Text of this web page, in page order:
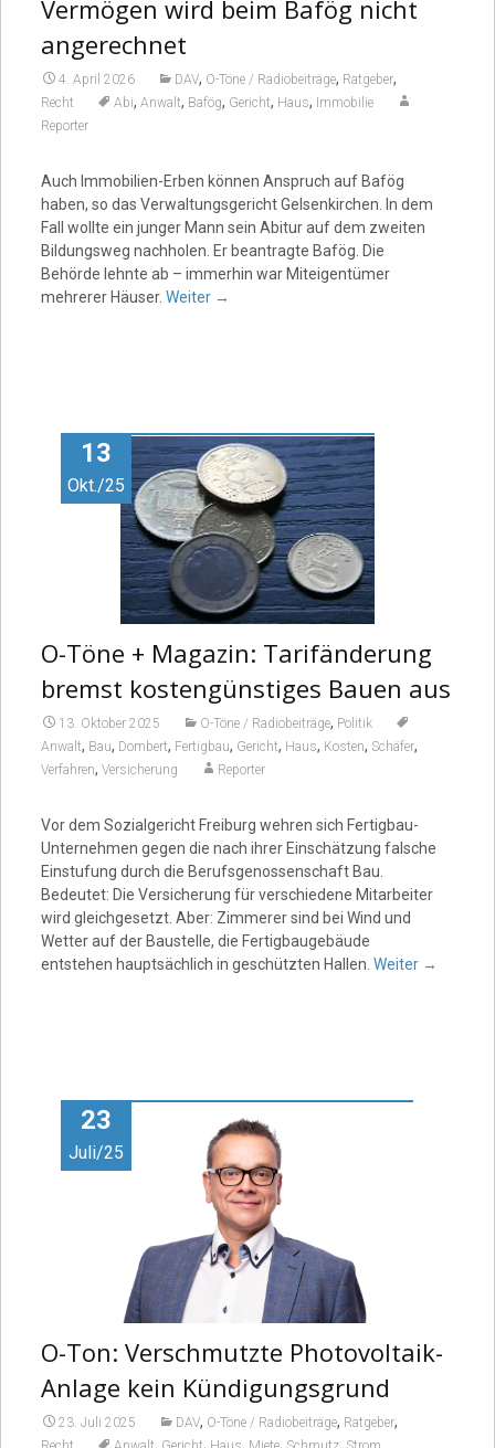
Vermögen wird beim Bafög nicht
angerechnet
4. April 2026 DAV, O-Töne / Radiobeiträge, Ratgeber,
Recht Abi, Anwalt, Bafög, Gericht, Haus, Immobilie
Reporter
Auch Immobilien-Erben können Anspruch auf Bafög
haben, so das Verwaltungsgericht Gelsenkirchen. In dem
Fall wollte ein junger Mann sein Abitur auf dem zweiten
Bildungsweg nachholen. Er beantragte Bafög. Die
Behörde lehnte ab – immerhin war Miteigentümer
mehrerer Häuser. Weiter →
13
Okt./25
O-Töne + Magazin: Tarifänderung
bremst kostengünstiges Bauen aus
13. Oktober 2025 O-Töne / Radiobeiträge, Politik
Anwalt, Bau, Dombert, Fertigbau, Gericht, Haus, Kosten, Schäfer,
Verfahren, Versicherung Reporter
Vor dem Sozialgericht Freiburg wehren sich Fertigbau-
Unternehmen gegen die nach ihrer Einschätzung falsche
Einstufung durch die Berufsgenossenschaft Bau.
Bedeutet: Die Versicherung für verschiedene Mitarbeiter
wird gleichgesetzt. Aber: Zimmerer sind bei Wind und
Wetter auf der Baustelle, die Fertigbaugebäude
entstehen hauptsächlich in geschützten Hallen. Weiter →
23
Juli/25
O-Ton: Verschmutzte Photovoltaik-
Anlage kein Kündigungsgrund
23. Juli 2025 DAV, O-Töne / Radiobeiträge, Ratgeber,
, , , , ,